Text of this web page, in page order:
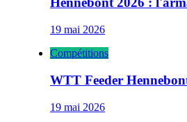
19 mai 2026
Compétitions
WTT Feeder
19 mai 2026